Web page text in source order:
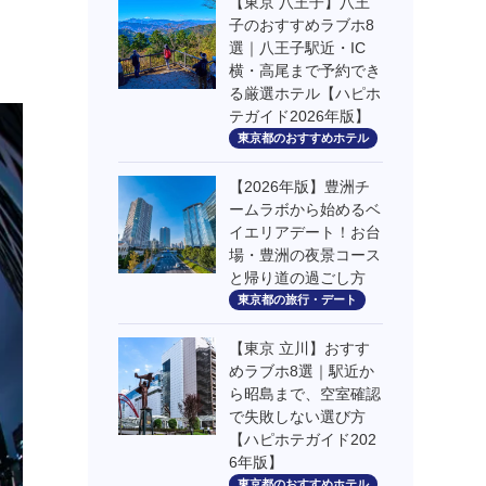
子のおすすめラブホ8
選｜八王子駅近・IC
横・高尾まで予約でき
る厳選ホテル【ハピホ
テガイド2026年版】
東京都のおすすめホテル
【2026年版】豊洲チ
ームラボから始めるベ
イエリアデート！お台
場・豊洲の夜景コース
と帰り道の過ごし方
東京都の旅行・デート
【東京 立川】おすす
めラブホ8選｜駅近か
ら昭島まで、空室確認
で失敗しない選び方
【ハピホテガイド202
6年版】